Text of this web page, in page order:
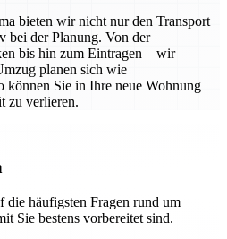
bieten wir nicht nur den Transport
bei der Planung. Von der
bis hin zum Eintragen – wir
planen sich wie
können Sie in Ihre neue Wohnung
zu verlieren.
häufigsten Fragen rund um
Sie bestens vorbereitet sind.